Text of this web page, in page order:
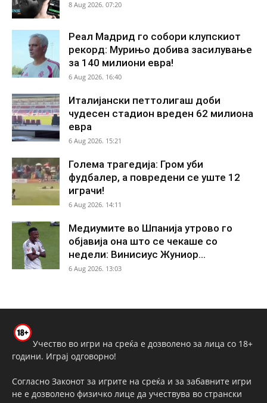
8 Aug 2026. 07:20
Реал Мадрид го собори клупскиот
рекорд: Мурињо добива засилување
за 140 милиони евра!
6 Aug 2026. 16:40
Италијански петтолигаш доби
чудесен стадион вреден 62 милиона
евра
6 Aug 2026. 15:21
Голема трагедија: Гром уби
фудбалер, а повредени се уште 12
играчи!
6 Aug 2026. 14:11
Медиумите во Шпанија утрово го
објавија она што се чекаше со
недели: Винисиус Жуниор...
6 Aug 2026. 13:03
Учество во игри на среќа е дозволено за лица со 18+
години. Играј одговорно!
Согласно Законот за игрите на среќа и за забавните игри
не е дозволено физичко лице да учествува во странски